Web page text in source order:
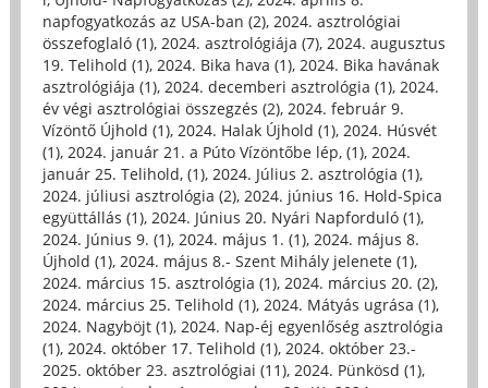
napfogyatkozás az USA-ban (2), 2024. asztrológiai
összefoglaló (1), 2024. asztrológiája (7), 2024. augusztus
19. Telihold (1), 2024. Bika hava (1), 2024. Bika havának
asztrológiája (1), 2024. decemberi asztrológia (1), 2024.
év végi asztrológiai összegzés (2), 2024. február 9.
Vízöntő Újhold (1), 2024. Halak Újhold (1), 2024. Húsvét
(1), 2024. január 21. a Púto Vízöntőbe lép, (1), 2024.
január 25. Telihold, (1), 2024. Július 2. asztrológia (1),
2024. júliusi asztrológia (2), 2024. június 16. Hold-Spica
együttállás (1), 2024. Június 20. Nyári Napforduló (1),
2024. Június 9. (1), 2024. május 1. (1), 2024. május 8.
Újhold (1), 2024. május 8.- Szent Mihály jelenete (1),
2024. március 15. asztrológia (1), 2024. március 20. (2),
2024. március 25. Telihold (1), 2024. Mátyás ugrása (1),
2024. Nagyböjt (1), 2024. Nap-éj egyenlőség asztrológia
(1), 2024. október 17. Telihold (1), 2024. október 23.-
2025. október 23. asztrológiai (11), 2024. Pünkösd (1),